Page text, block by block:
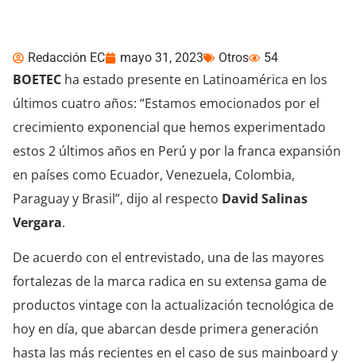
Redacción EC mayo 31, 2023 Otros 54
BOETEC ha estado presente en Latinoamérica en los
últimos cuatro años: “Estamos emocionados por el
crecimiento exponencial que hemos experimentado
estos 2 últimos años en Perú y por la franca expansión
en países como Ecuador, Venezuela, Colombia,
Paraguay y Brasil”, dijo al respecto David Salinas
Vergara.
De acuerdo con el entrevistado, una de las mayores
fortalezas de la marca radica en su extensa gama de
productos vintage con la actualización tecnológica de
hoy en día, que abarcan desde primera generación
hasta las más recientes en el caso de sus mainboard y